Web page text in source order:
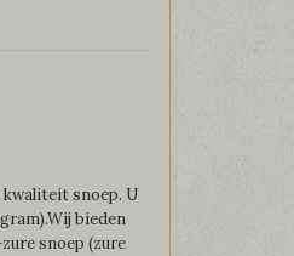
kwaliteit snoep. U
bieden
snoep (zure